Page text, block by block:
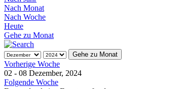
Nach Monat
Nach Woche
Heute
Gehe zu Monat
Gehe zu Monat
Vorherige Woche
02 - 08 Dezember, 2024
Folgende Woche